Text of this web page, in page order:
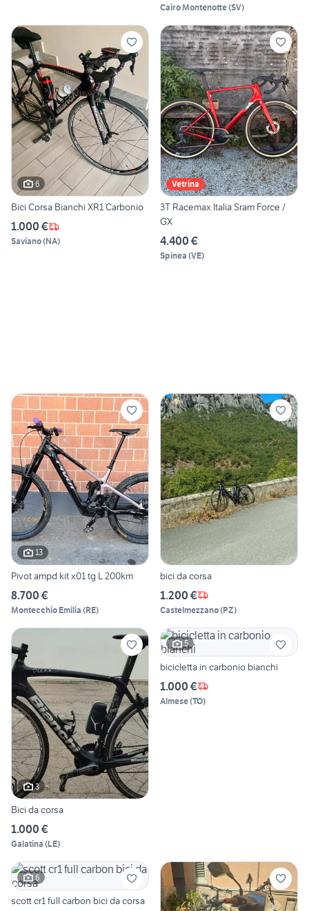
Cairo Montenotte(SV)
6
Bici Corsa Bianchi XR1 Carbonio
1.000 €
Saviano(NA)
Vetrina
3T Racemax Italia Sram Force /
GX
4.400 €
Spinea (VE)
13
Pivot ampd kit x01 tg L 200km
8.700 €
Montecchio Emilia (RE)
bici da corsa
1.200 €
Castelmezzano(PZ)
3
Bici da corsa
1.000 €
Galatina (LE)
5
bicicletta in carbonio bianchi
1.000 €
Almese(TO)
6
scott cr1 full carbon bici da corsa